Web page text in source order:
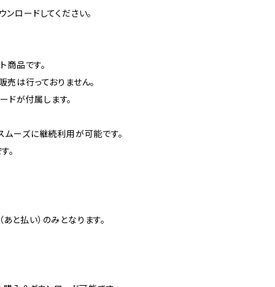
ロードしてください。
商品です。
は行っておりません。
ドが付属します。
ムーズに継続利用が可能です。
。
と払い）のみとなります。